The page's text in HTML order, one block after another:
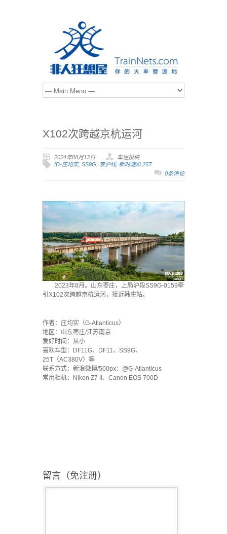
X102次跨越京杭运河
2024年08月13日
车迷投稿
ID-庄均实, SS9G, 京沪线, 新时速XL25T
0条评论
2023年8月。山东枣庄，上局沪段SS9G-0159牵
引X102次跨越京杭运河，接近韩庄站。
作者：庄均实（G-Atlanticus）
地区：山东枣庄/江苏南京
爱好时间：从小
喜欢车型：DF11G、DF11、SS9G、
25T（AC380V）等
联系方式：新浪微博/500px：@G-Atlanticus
常用相机：Nikon Z7 II、Canon EOS 700D
留言（免注册）